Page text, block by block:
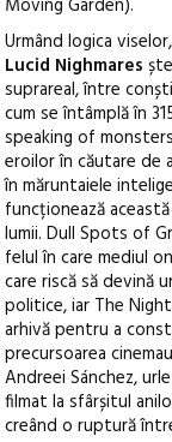
Moving Garden).
Urmând logica
Lucid Nighmares
suprareal, între
cum se întâmplă în
speaking of
eroilor în căutare de
în măruntaiele
funcționează
lumii. Dull Spots of
felul în care mediul
care riscă să devină
politice, iar The
arhivă pentru a
precursoarea
Andreei Sánchez,
filmat la sfârșitul
creând o ruptură